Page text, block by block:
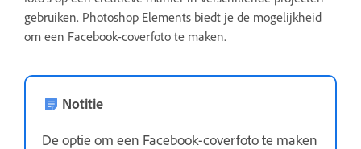
gebruiken. Photoshop Elements biedt je de mogelijkheid
om een Facebook-coverfoto te maken.
Notitie
De optie om een Facebook-coverfoto te maken